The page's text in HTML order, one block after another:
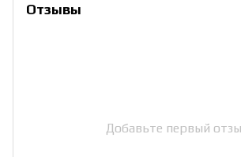
Отзывы
Добавьте первый